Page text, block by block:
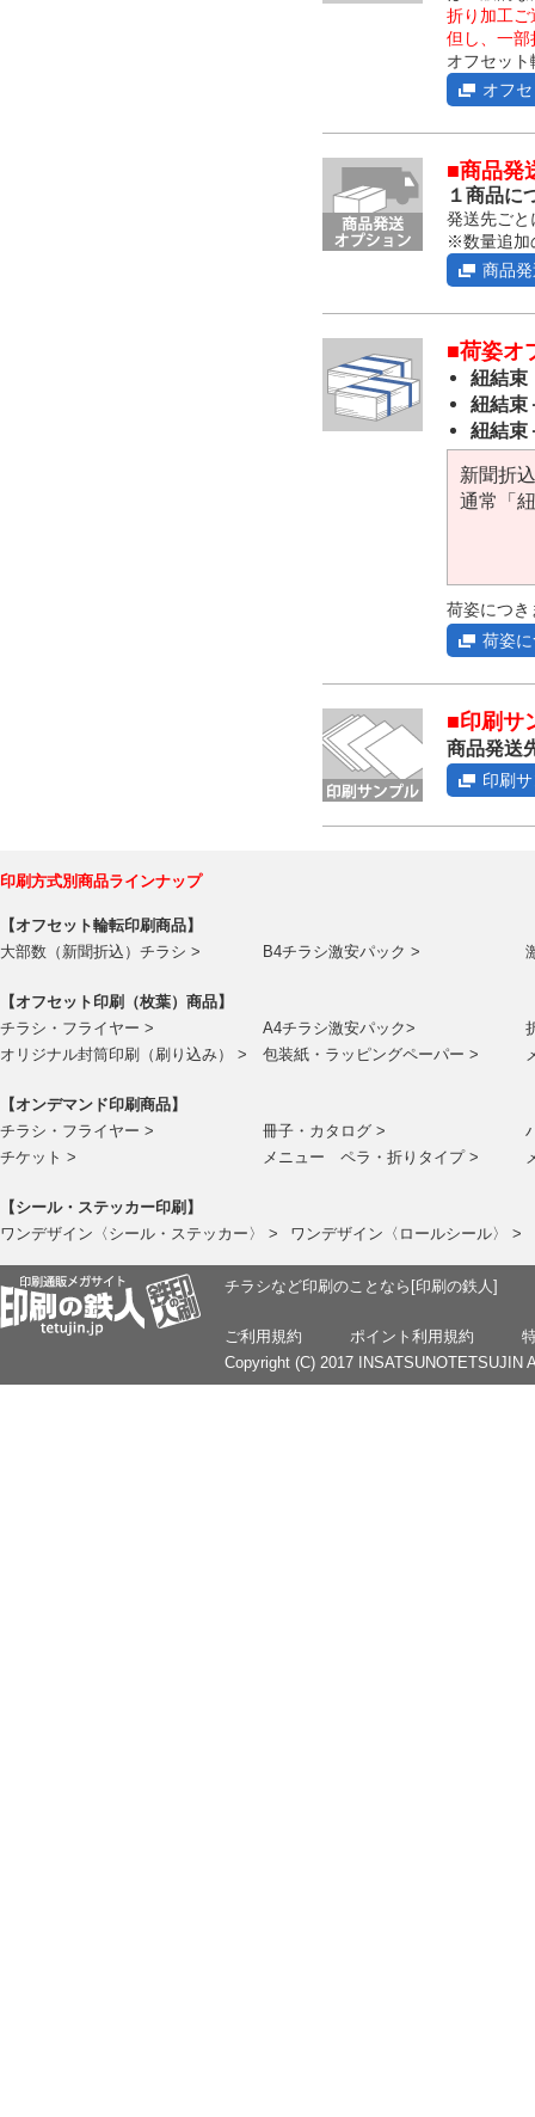
折り加工ご
但し、一部
オフセッ
オフ
■商品発
１商品に
発送先ごと
※数量追加
商品
■荷姿オ
紐結束
紐結束
紐結束
新聞折
通常「
荷姿につき
荷姿
■印刷サ
商品発送
印刷
印刷方式別商品ラインナップ
【オフセット輪転印刷商品】
大部数（新聞折込）チラシ >
B4チラシ激安パック >
【オフセット印刷（枚葉）商品】
チラシ・フライヤー >
A4チラシ激安パック>
オリジナル封筒印刷（刷り込み） >
包装紙・ラッピングペーパー >
【オンデマンド印刷商品】
チラシ・フライヤー >
冊子・カタログ >
チケット >
メニュー ペラ・折りタイプ >
【シール・ステッカー印刷】
ワンデザイン〈シール・ステッカー〉 >
ワンデザイン〈ロールシール〉 >
チラシなど印刷のことなら[印刷の鉄人]
ご利用規約 ポイント利用規約
Copyright (C) 2017 INSATSUNOTETSUJIN